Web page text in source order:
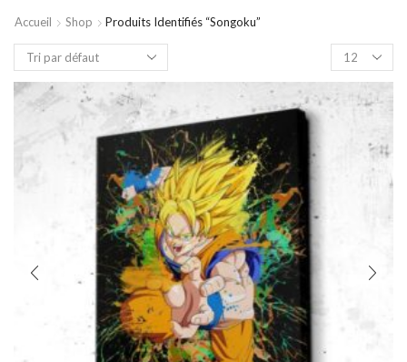
Accueil Shop Produits Identifiés “songoku”